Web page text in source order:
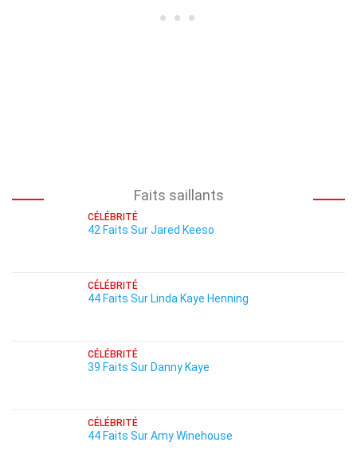
Faits saillants
CÉLÉBRITÉ
42 Faits Sur Jared Keeso
CÉLÉBRITÉ
44 Faits Sur Linda Kaye Henning
CÉLÉBRITÉ
39 Faits Sur Danny Kaye
CÉLÉBRITÉ
44 Faits Sur Amy Winehouse